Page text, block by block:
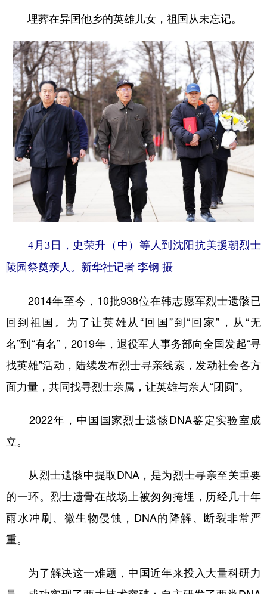
埋葬在异国他乡的英雄儿女，祖国从未忘记。
4月3日，史荣升（中）等人到沈阳抗美援朝烈士
陵园祭奠亲人。新华社记者 李钢 摄
2014年至今，10批938位在韩志愿军烈士遗骸已
回到祖国。为了让英雄从“回国”到“回家”，从“无
名”到“有名”，2019年，退役军人事务部向全国发起“寻
找英雄”活动，陆续发布烈士寻亲线索，发动社会各方
面力量，共同找寻烈士亲属，让英雄与亲人“团圆”。
2022年，中国国家烈士遗骸DNA鉴定实验室成
立。
从烈士遗骸中提取DNA，是为烈士寻亲至关重要
的一环。烈士遗骨在战场上被匆匆掩埋，历经几十年
雨水冲刷、微生物侵蚀，DNA的降解、断裂非常严
重。
为了解决这一难题，中国近年来投入大量科研力